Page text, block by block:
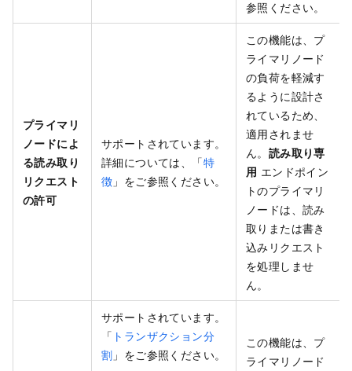
参照ください。
プライマリ
ノードによ
る読み取り
リクエスト
の許可
サポートされています。
詳細については、「特
徴 」をご参照ください。
この機能は、プ
ライマリノード
の負荷を軽減す
るように設計さ
れているため、
適用されませ
ん。 読み取り専
用 エンドポイン
トのプライマリ
ノードは、読み
取りまたは書き
込みリクエスト
を処理しませ
ん。
サポートされています。
「 トランザクション分
割 」をご参照ください。
この機能は、プ
ライマリノード